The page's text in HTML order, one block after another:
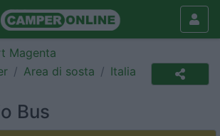
Area di sosta
Italia
Bus